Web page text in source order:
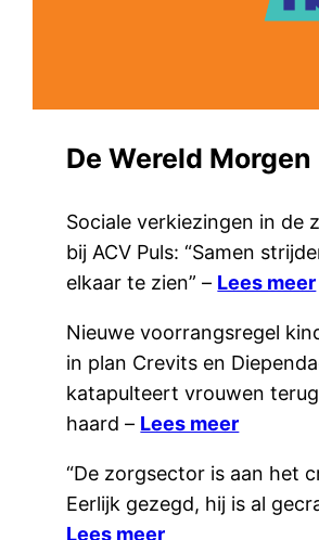
De Wereld Morgen
Sociale verkiezingen in de
bij ACV Puls: “Samen
elkaar te zien” – Lees meer
Nieuwe voorrangsregel
in plan Crevits en
katapulteert vrouwen
haard – Lees meer
“De zorgsector is aan het
Eerlijk gezegd, hij is al
Lees meer